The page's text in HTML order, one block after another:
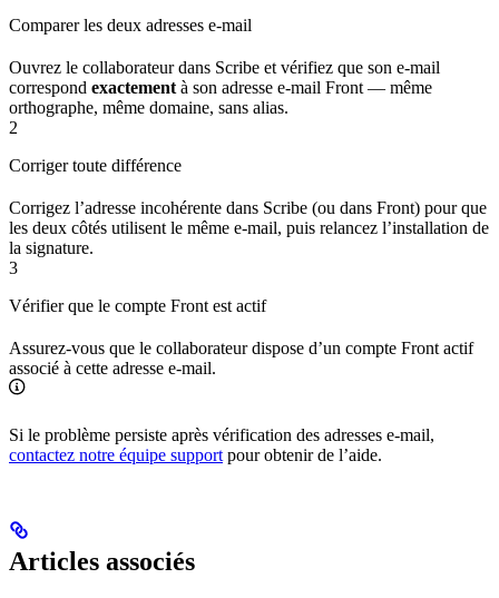
Comparer les deux adresses e-mail
Ouvrez le collaborateur dans Scribe et vérifiez que son e-mail
correspond exactement à son adresse e-mail Front — même
orthographe, même domaine, sans alias.
2
Corriger toute différence
Corrigez l’adresse incohérente dans Scribe (ou dans Front) pour que
les deux côtés utilisent le même e-mail, puis relancez l’installation de
la signature.
3
Vérifier que le compte Front est actif
Assurez-vous que le collaborateur dispose d’un compte Front actif
associé à cette adresse e-mail.
Si le problème persiste après vérification des adresses e-mail,
contactez notre équipe support pour obtenir de l’aide.
Articles associés